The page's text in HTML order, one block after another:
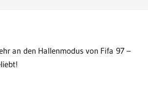
an den Hallenmodus von Fifa 97 –